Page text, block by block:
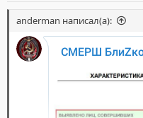
anderman написал(а):